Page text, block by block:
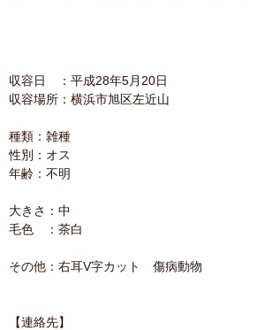
収容日 ：平成28年5月20日
収容場所：横浜市旭区左近山
種類：雑種
性別：オス
年齢：不明
大きさ：中
毛色 ：茶白
その他：右耳V字カット 傷病動物
【連絡先】